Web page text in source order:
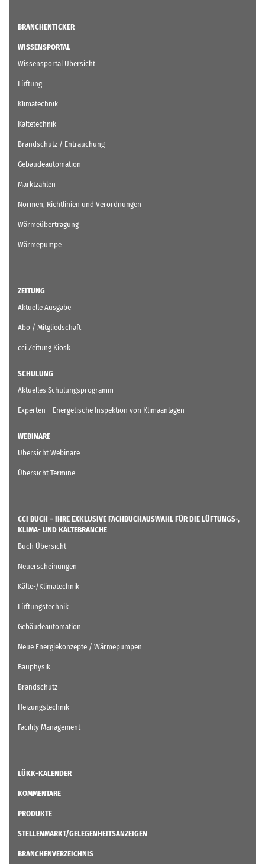
BRANCHENTICKER
WISSENSPORTAL
Wissensportal Übersicht
Lüftung
Klimatechnik
Kältetechnik
Brandschutz / Entrauchung
Gebäudeautomation
Marktzahlen
Normen, Richtlinien und Verordnungen
Wärmeübertragung
Wärmepumpe
ZEITUNG
Aktuelle Ausgabe
Abo / Mitgliedschaft
cci Zeitung Kiosk
SCHULUNG
Aktuelles Schulungsprogramm
Experten – Energetische Inspektion von Klimaanlagen
WEBINARE
Übersicht Webinare
Übersicht Termine
CCI BUCH – IHRE EXKLUSIVE FACHBUCHAUSWAHL FÜR DIE LÜFTUNGS-,
KLIMA- UND KÄLTEBRANCHE
Buch Übersicht
Neuerscheinungen
Kälte-/Klimatechnik
Lüftungstechnik
Gebäudeautomation
Neue Energiekonzepte / Wärmepumpen
Bauphysik
Brandschutz
Heizungstechnik
Facility Management
LÜKK-KALENDER
KOMMENTARE
PRODUKTE
STELLENMARKT/GELEGENHEITSANZEIGEN
BRANCHENVERZEICHNIS